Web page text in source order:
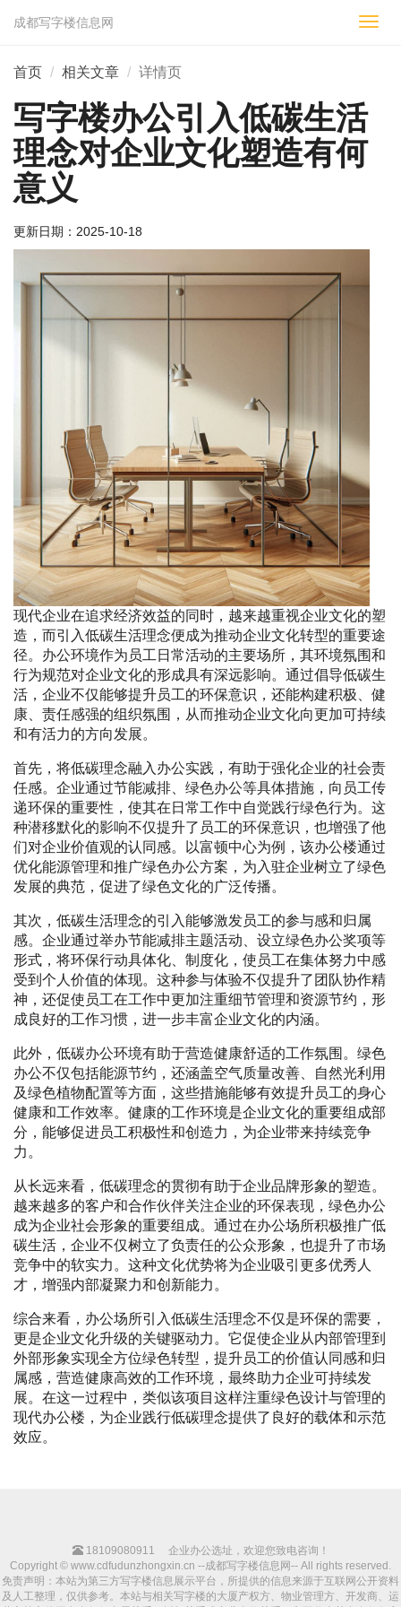
切
成都写字楼信息网
首页 相关文章 详情页
写字楼办公引入低碳生活
理念对企业文化塑造有何
意义
更新日期： 2025-10-18
现代企业在追求经济效益的同时，越来越重视企业文化的塑
造，而引入低碳生活理念便成为推动企业文化转型的重要途
径。办公环境作为员工日常活动的主要场所，其环境氛围和
行为规范对企业文化的形成具有深远影响。通过倡导低碳生
活，企业不仅能够提升员工的环保意识，还能构建积极、健
康、责任感强的组织氛围，从而推动企业文化向更加可持续
和有活力的方向发展。
首先，将低碳理念融入办公实践，有助于强化企业的社会责
任感。企业通过节能减排、绿色办公等具体措施，向员工传
递环保的重要性，使其在日常工作中自觉践行绿色行为。这
种潜移默化的影响不仅提升了员工的环保意识，也增强了他
们对企业价值观的认同感。以富顿中心为例，该办公楼通过
优化能源管理和推广绿色办公方案，为入驻企业树立了绿色
发展的典范，促进了绿色文化的广泛传播。
其次，低碳生活理念的引入能够激发员工的参与感和归属
感。企业通过举办节能减排主题活动、设立绿色办公奖项等
形式，将环保行动具体化、制度化，使员工在集体努力中感
受到个人价值的体现。这种参与体验不仅提升了团队协作精
神，还促使员工在工作中更加注重细节管理和资源节约，形
成良好的工作习惯，进一步丰富企业文化的内涵。
此外，低碳办公环境有助于营造健康舒适的工作氛围。绿色
办公不仅包括能源节约，还涵盖空气质量改善、自然光利用
及绿色植物配置等方面，这些措施能够有效提升员工的身心
健康和工作效率。健康的工作环境是企业文化的重要组成部
分，能够促进员工积极性和创造力，为企业带来持续竞争
力。
从长远来看，低碳理念的贯彻有助于企业品牌形象的塑造。
越来越多的客户和合作伙伴关注企业的环保表现，绿色办公
成为企业社会形象的重要组成。通过在办公场所积极推广低
碳生活，企业不仅树立了负责任的公众形象，也提升了市场
竞争中的软实力。这种文化优势将为企业吸引更多优秀人
才，增强内部凝聚力和创新能力。
综合来看，办公场所引入低碳生活理念不仅是环保的需要，
更是企业文化升级的关键驱动力。它促使企业从内部管理到
外部形象实现全方位绿色转型，提升员工的价值认同感和归
属感，营造健康高效的工作环境，最终助力企业可持续发
展。在这一过程中，类似该项目这样注重绿色设计与管理的
现代办公楼，为企业践行低碳理念提供了良好的载体和示范
效应。
18109080911
企业办公选址，欢迎您致电咨询！
Copyright © www.cdfudunzhongxin.cn --成都写字楼信息网-- All rights reserved.
免责声明：本站为第三方写字楼信息展示平台，所提供的信息来源于互联网公开资料
及人工整理，仅供参考。本站与相关写字楼的大厦产权方、物业管理方、开发商、运